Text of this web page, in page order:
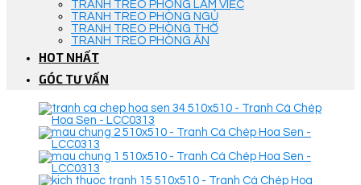
TRANH TREO PHÒNG LÀM VIỆC
TRANH TREO PHÒNG NGỦ
TRANH TREO PHÒNG THỜ
TRANH TREO PHÒNG ĂN
HOT NHẤT
GÓC TƯ VẤN